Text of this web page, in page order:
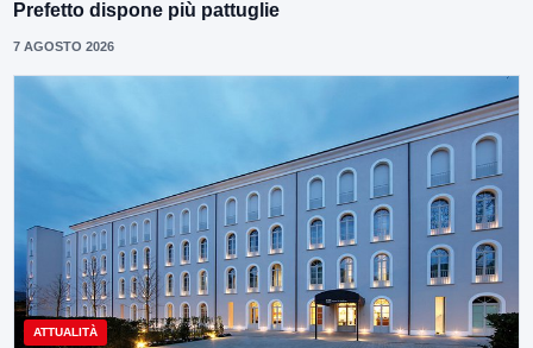
Prefetto dispone più pattuglie
7 AGOSTO 2026
ATTUALITÀ